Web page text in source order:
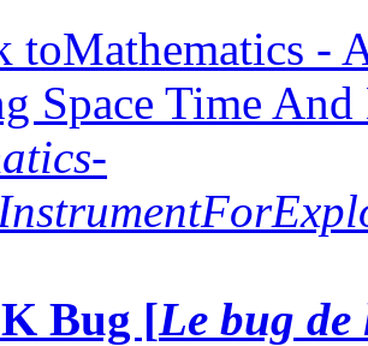
toMathematics -
Space Time
Bug [Le bug